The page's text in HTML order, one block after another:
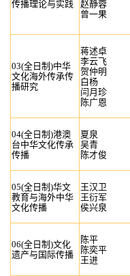
传播理论与实践
赵静蓉
曾一果
03(全日制)中华
文化海外传承传
播研究
蒋述卓
李云飞
贺仲明
白杨
闫月珍
陈广恩
04(全日制)港澳
台中华文化传承
传播
夏泉
吴青
陈才俊
05(全日制)华文
教育与海外中华
文化传播
王汉卫
王衍军
侯兴泉
06(全日制)文化
遗产与国际传播
陈平
陈奕平
王进